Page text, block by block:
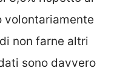
volontariamente
non farne altri
sono davvero